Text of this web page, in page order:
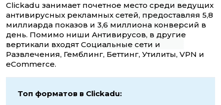
Clickadu занимает почетное место среди ведущих
антивирусных рекламных сетей, предоставляя 5,8
миллиарда показов и 3,6 миллиона конверсий в
день. Помимо ниши Антивирусов, в другие
вертикали входят Социальные сети и
Развлечения, Гемблинг, Беттинг, Утилиты, VPN и
eCommerce.
Топ форматов в Clickadu: